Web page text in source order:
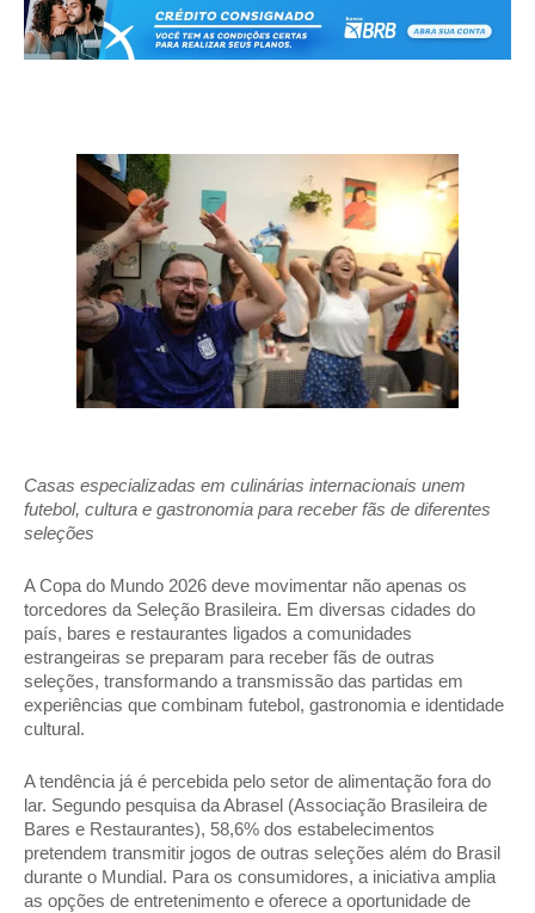
Casas especializadas em culinárias internacionais unem
futebol, cultura e gastronomia para receber fãs de diferentes
seleções
A Copa do Mundo 2026 deve movimentar não apenas os
torcedores da Seleção Brasileira. Em diversas cidades do
país, bares e restaurantes ligados a comunidades
estrangeiras se preparam para receber fãs de outras
seleções, transformando a transmissão das partidas em
experiências que combinam futebol, gastronomia e identidade
cultural.
A tendência já é percebida pelo setor de alimentação fora do
lar. Segundo pesquisa da Abrasel (Associação Brasileira de
Bares e Restaurantes), 58,6% dos estabelecimentos
pretendem transmitir jogos de outras seleções além do Brasil
durante o Mundial. Para os consumidores, a iniciativa amplia
as opções de entretenimento e oferece a oportunidade de